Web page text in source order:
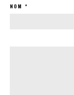
NOM *